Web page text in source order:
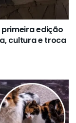
edição
cultura e troca